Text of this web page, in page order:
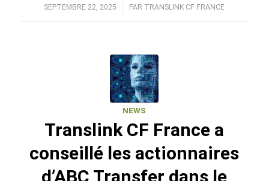
SEPTEMBRE 22, 2025
/ PAR TRANSLINK CF FRANCE
NEWS
Translink CF France a
conseillé les actionnaires
d’ABC Transfer dans le